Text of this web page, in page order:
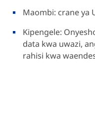
Maombi: crane ya
Kipengele:
data kwa uwazi,
rahisi kwa